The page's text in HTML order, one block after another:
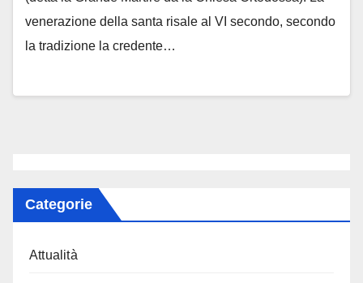
venerazione della santa risale al VI secondo, secondo
la tradizione la credente…
Categorie
Attualità